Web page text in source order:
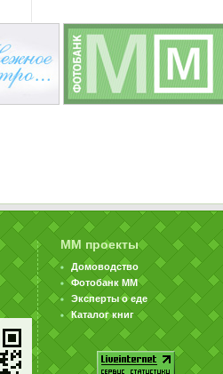
ММ проекты
Домоводство
Фотобанк ММ
Эксперты о еде
Каталог книг